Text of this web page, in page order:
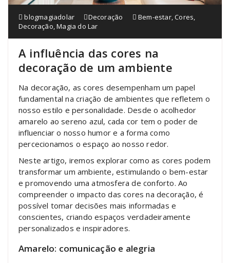
blogmagiadolar Decoração Bem-estar,Cores,
Decoração,Magia do Lar
A influência das cores na
decoração de um ambiente
Na decoração, as cores desempenham um papel
fundamental na criação de ambientes que refletem o
nosso estilo e personalidade. Desde o acolhedor
amarelo ao sereno azul, cada cor tem o poder de
influenciar o nosso humor e a forma como
percecionamos o espaço ao nosso redor.
Neste artigo, iremos explorar como as cores podem
transformar um ambiente, estimulando o bem-estar
e promovendo uma atmosfera de conforto. Ao
compreender o impacto das cores na decoração, é
possível tomar decisões mais informadas e
conscientes, criando espaços verdadeiramente
personalizados e inspiradores.
Amarelo: comunicação e alegria